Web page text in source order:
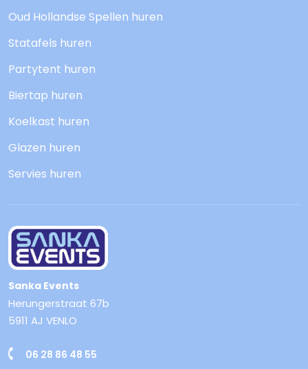
Oud Hollandse Spellen huren
Statafels huren
Partytent huren
Biertap huren
Koelkast huren
Glazen huren
Servies huren
Sanka Events
Herungerstraat 67b
5911 AJ VENLO
06 28 86 48 55